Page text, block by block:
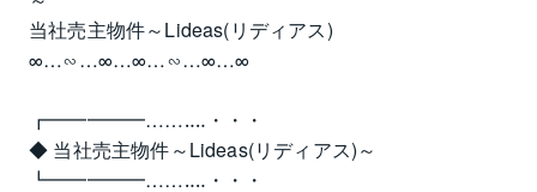
当社売主物件～Lideas(リディアス)
∞…∽…∞…∞…∽…∞…∞
┏━━━━━……‥‥・・・
◆ 当社売主物件～Lideas(リディアス)～
┗━━━━━……‥‥・・・